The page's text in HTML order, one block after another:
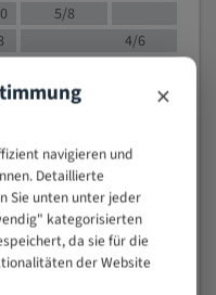
5/8
4/6
4/5
4/5
×
navigieren und
Detaillierte
Sie unten unter jeder
kategorisierten
da sie für die
der Website